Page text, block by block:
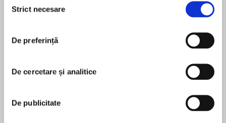
consimțământului
Strict necesare
De preferință
De cercetare și analitice
De publicitate
Desprecarte
restabiliți echilibrul grăsimilor în organism și vă
ajută să nu dezvoltați boli cronice (sau să vă
asemenea boală).